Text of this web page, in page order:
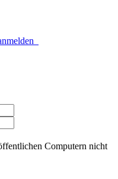
Computern nicht